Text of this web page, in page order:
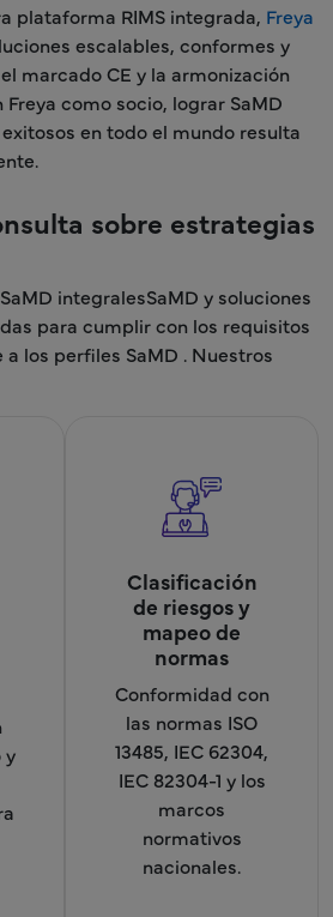
plataforma RIMS integrada, Freya
escalables, conformes y
marcado CE y la armonización
como socio, lograr SaMD
en todo el mundo resulta
sobre estrategias
integralesSaMD y soluciones
para cumplir con los requisitos
los perfiles SaMD . Nuestros
y
Clasificación
de riesgos y
mapeo de
normas
Conformidad con
las normas ISO
13485, IEC 62304,
IEC 82304-1 y los
marcos
normativos
nacionales.